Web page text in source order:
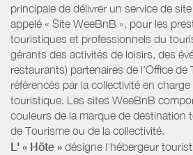
principale de délivrer un service de
appelé « Site WeeBnB », pour les
touristiques et professionnels du
gérants des activités de loisirs, des
restaurants) partenaires de l’Office de
référencés par la collectivité en
touristique. Les sites WeeBnB
couleurs de la marque de destination
de Tourisme ou de la collectivité.
L' « Hôte » désigne l'hébergeur